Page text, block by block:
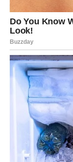
novi ugovor,
promena pozicije,
ili rasterećenje
Februar Jarcu
više nije u
nije reč o
prekretnica koja
donosi mirniju